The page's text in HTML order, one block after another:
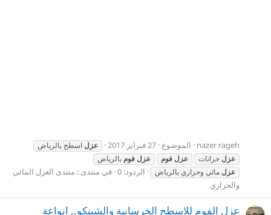
nazer rageh الموضوع 27 فبراير 2017 عزل اسطح بالرياض
عزل خزانات عزل فوم عزل فوم بالرياض
عزل مائي وحراري بالرياض الردود: 0 في منتدى : منتدى العزل المائي
والحراري
عزل الفوم للاسطح الخرسانية والشينكو,, انواعة